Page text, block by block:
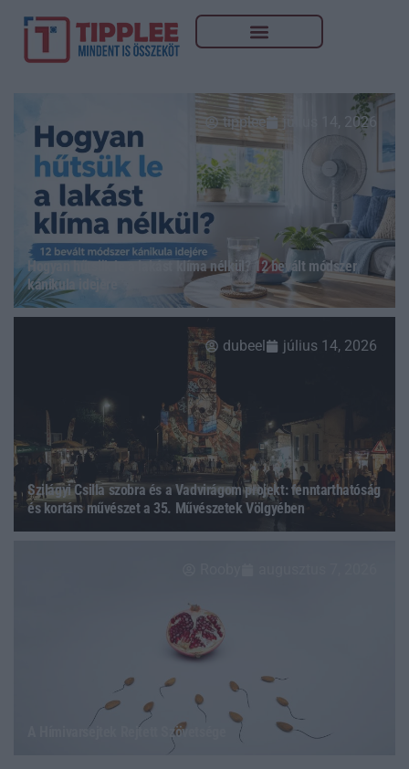
tipplee július 14, 2026
Hogyan hűtsük le a lakást klíma nélkül? 12 bevált módszer
kánikula idejére
dubeel július 14, 2026
Szilágyi Csilla szobra és a Vadvirágom projekt: fenntarthatóság
és kortárs művészet a 35. Művészetek Völgyében
A Hímivarsejtek Rejtett Szövetsége